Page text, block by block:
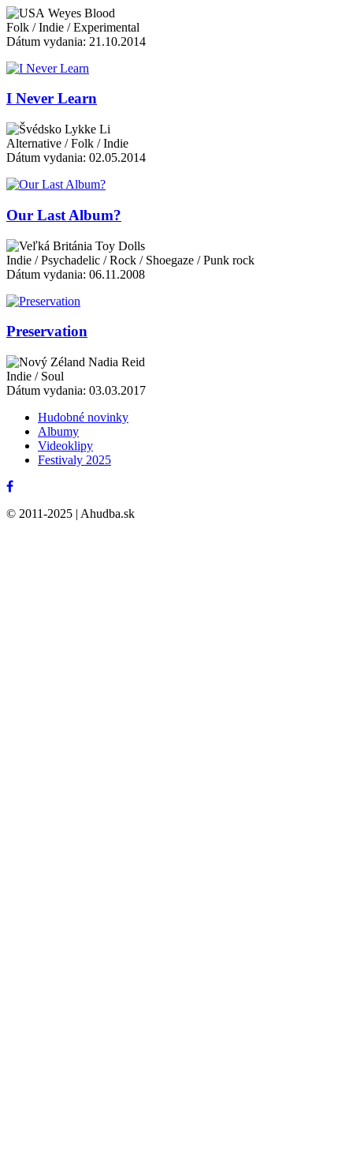
Weyes Blood
Folk / Indie / Experimental
Dátum vydania: 21.10.2014
I Never Learn
Lykke Li
Alternative / Folk / Indie
Dátum vydania: 02.05.2014
Our Last Album?
Toy Dolls
Indie / Psychadelic / Rock / Shoegaze / Punk rock
Dátum vydania: 06.11.2008
Preservation
Nadia Reid
Indie / Soul
Dátum vydania: 03.03.2017
Hudobné novinky
Albumy
Videoklipy
Festivaly 2025
© 2011-2025 | Ahudba.sk